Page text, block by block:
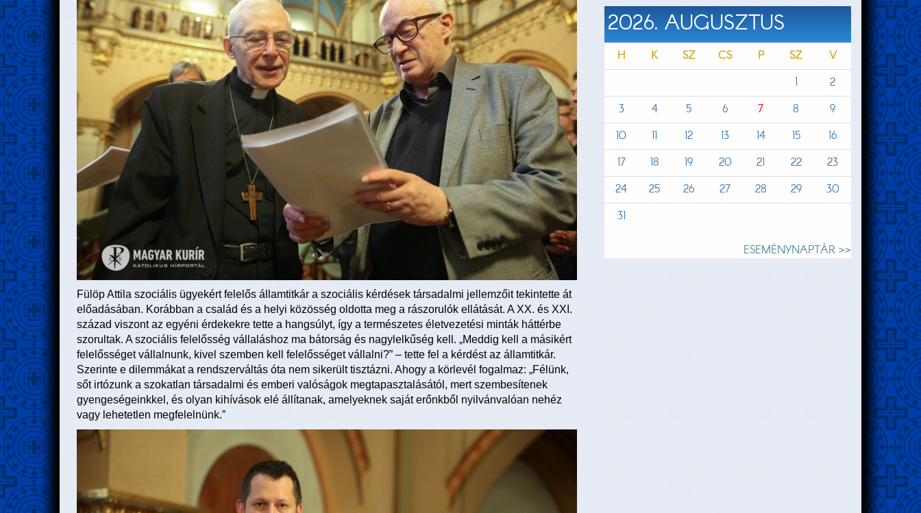
Fülöp Attila szociális ügyekért felelős államtitkár a szociális kérdések társadalmi jellemzőit tekintette át
előadásában. Korábban a család és a helyi közösség oldotta meg a rászorulók ellátását. A XX. és XXI.
század viszont az egyéni érdekekre tette a hangsúlyt, így a természetes életvezetési minták háttérbe
szorultak. A szociális felelősség vállaláshoz ma bátorság és nagylelkűség kell. „Meddig kell a másikért
felelősséget vállalnunk, kivel szemben kell felelősséget vállalni?” – tette fel a kérdést az államtitkár.
Szerinte e dilemmákat a rendszerváltás óta nem sikerült tisztázni. Ahogy a körlevél fogalmaz: „Félünk,
sőt irtózunk a szokatlan társadalmi és emberi valóságok megtapasztalásától, mert szembesítenek
gyengeségeinkkel, és olyan kihívások elé állítanak, amelyeknek saját erőnkből nyilvánvalóan nehéz
vagy lehetetlen megfelelnünk.”
2026. AUGUSZTUS
H K SZ CS P SZ
V
1
2
3
4 5 6 7 8
9
10
11 12 13 14 15
16
17
18 19 20 21 22
23
24
25 26 27 28 29
30
31
ESEMÉNYNAPTÁR >>